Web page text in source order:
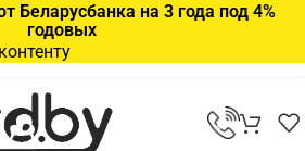
Беларусбанка на 3 года под 4%
годовых